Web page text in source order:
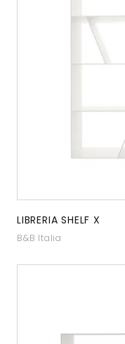
LIBRERIA SHELF X
B&B Italia